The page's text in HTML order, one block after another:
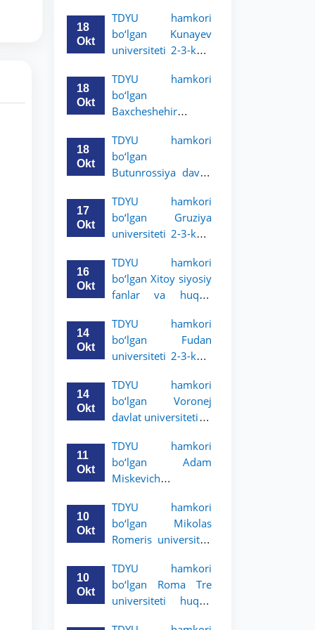
universiteti 2-3-
bosqich talabalari
uchun akademik
e’lon qildi
18
Okt
TDYU hamkori
bo‘lgan Kunayev
universiteti 2-3-kurs
akademik mobillik
dasturini e’lon qiladi
18
Okt
TDYU hamkori
bo‘lgan
Baxcheshehir
bosqich talabalari
uchun akademik
mobillik dasturini
18
Okt
TDYU hamkori
bo‘lgan
Butunrossiya davlat
3-kurs talabalari
uchun akademik
mobillik dasturini
17
Okt
TDYU hamkori
bo‘lgan Gruziya
universiteti 2-3-kurs
akademik mobillik
dasturini e’lon qildi
16
Okt
TDYU hamkori
bo‘lgan Xitoy siyosiy
fanlar va huquq
talabalari uchun
akademik mobillik
dasturini e’lon qildi
14
Okt
TDYU hamkori
bo‘lgan Fudan
universiteti 2-3-kurs
akademik mobillik
dasturini e’lon qildi
14
Okt
TDYU hamkori
bo‘lgan Voronej
davlat universiteti 2-
uchun akademik
mobillik dasturini
e’lon qildi
11
Okt
TDYU hamkori
bo‘lgan Adam
Miskevich
bosqich talabalari
uchun akademik
mobillik dasturini
10
Okt
TDYU hamkori
bo‘lgan Mikolas
Romeris universiteti
uchun akademik
mobillik dasturini
e’lon qildi
10
Okt
TDYU hamkori
bo‘lgan Roma Tre
universiteti huquq